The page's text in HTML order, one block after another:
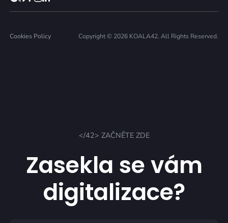
Cookies Policy Copyright © 2026 KOALA42. All Rights Reserved.
</42> ZAČNĚTE ZDE
Zasekla se vám
digitalizace?